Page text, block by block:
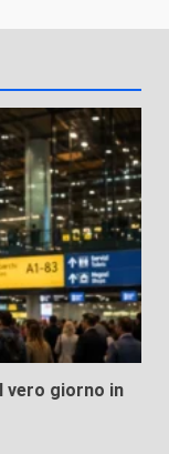
vero giorno in